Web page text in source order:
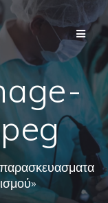
παρασκευασματα